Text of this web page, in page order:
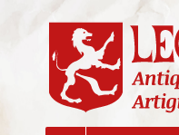
contenuto